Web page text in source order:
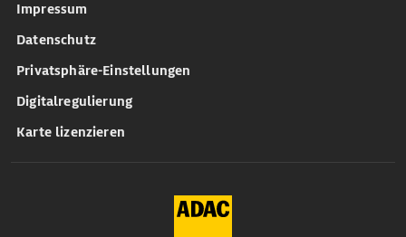
Impressum
Datenschutz
Privatsphäre-Einstellungen
Digitalregulierung
Karte lizenzieren